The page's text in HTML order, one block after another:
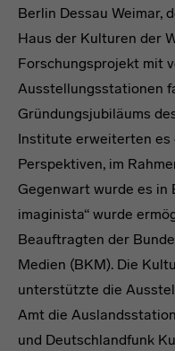
Berlin Dessau Weimar,
Haus der Kulturen der
Forschungsprojekt mit
Ausstellungsstationen
Gründungsjubiläums
Institute erweiterten es
Perspektiven, im
Gegenwart wurde es in
imaginista“ wurde
Beauftragten der
Medien (BKM). Die
unterstützte die
Amt die
und Deutschlandfunk